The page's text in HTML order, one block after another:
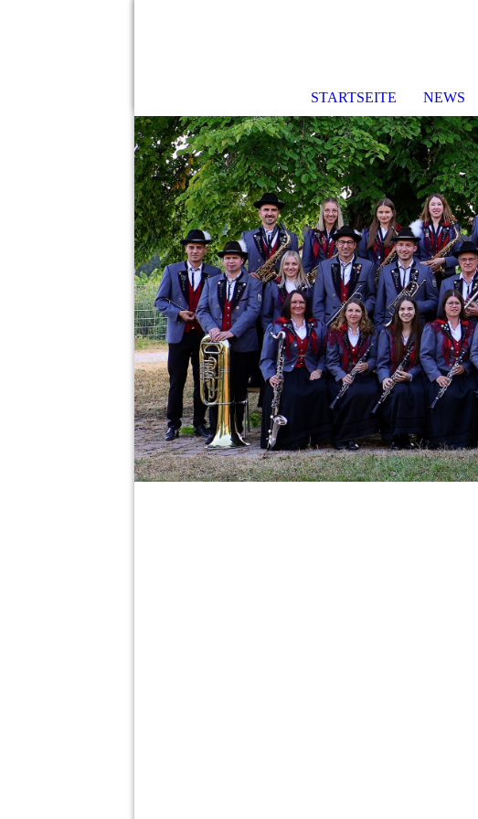
STARTSEITE NEWS